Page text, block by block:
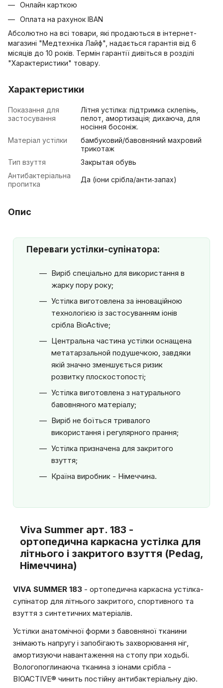
Онлайн карткою
Оплата на рахунок IBAN
Абсолютно на всі товари, які продаються в інтернет-
магазині "Медтехніка Лайф", надається гарантія від 6
місяців до 10 років. Термін гарантії дивіться в розділі
"Характеристики" товару.
Характеристики
Показання для
застосування
Літня устілка: підтримка склепінь,
пелот, амортизація; дихаюча, для
носіння босоніж.
Матеріал устілки
бамбуковий/бавовняний махровий
трикотаж
Тип взуття
Закрытая обувь
Антибактеріальна
пропитка
Да (іони срібла/анти‑запах)
Опис
Переваги устілки-супінатора:
Виріб спеціально для використання в
жарку пору року;
Устілка виготовлена ​​за інноваційною
технологією із застосуванням іонів
срібла BioActive;
Центральна частина устілки оснащена
метатарзальной подушечкою, завдяки
якій значно зменшується ризик
розвитку плоскостопості;
Устілка виготовлена ​​з натурального
бавовняного матеріалу;
Виріб не боїться тривалого
використання і регулярного прання;
Устілка призначена для закритого
взуття;
Країна виробник - Німеччина.
Viva Summer арт. 183 -
ортопедична каркасна устілка для
літнього і закритого взуття (Pedag,
Німеччина)
VIVA SUMMER 183 - ортопедична каркасна устілка-
супінатор для літнього закритого, спортивного та
взуття з синтетичних матеріалів.
Устілки анатомічної форми з бавовняної тканини
знімають напругу і запобігають захворювання ніг,
амортизуючи навантаження на стопу при ходьбі.
Вологопоглинаюча тканина з іонами срібла -
BIOACTIVE® чинить постійну антибактеріальну дію.